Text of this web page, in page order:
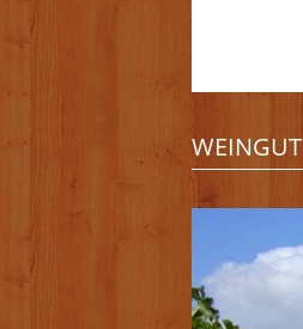
WEINGUT